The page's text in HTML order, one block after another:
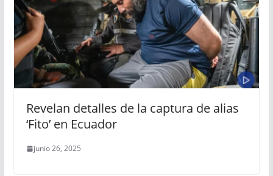
Revelan detalles de la captura de alias
‘Fito’ en Ecuador
junio 26, 2025